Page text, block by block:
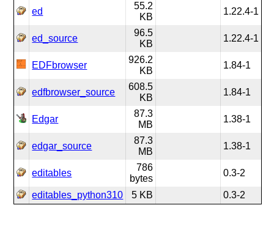
ed
55.2
KB
1.22.4-1
ed_source
96.5
KB
1.22.4-1
EDFbrowser
926.2
KB
1.84-1
edfbrowser_source
608.5
KB
1.84-1
Edgar
87.3
MB
1.38-1
edgar_source
87.3
MB
1.38-1
editables
786
bytes
0.3-2
editables_python310 5 KB 0.3-2